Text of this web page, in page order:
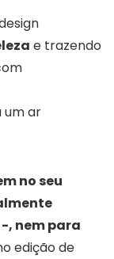
e trazendo
um ar
no seu
, nem para
edição de